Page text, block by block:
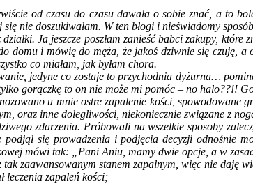
od czasu do czasu dawała o sobie znać, a to
nie doszukiwałam. W ten błogi i nieświadomy
Ja jeszcze poszłam zanieść babci zakupy,
domu i mówię do męża, że jakoś dziwnie się czuję,
co miałam, jak byłam chora.
jedyne co zostaje to przychodnia dyżurna…
gorączkę to on nie może mi pomóc – no halo??!!
u mnie ostre zapalenie kości, spowodowane
oraz inne dolegliwości, niekoniecznie związane z
zdarzenia. Próbowali na wszelkie sposoby
się prowadzenia i podjęcia decyzji odnośnie
mówi tak: „Pani Aniu, mamy dwie opcje, a w
zaawansowanym stanem zapalnym, więc nie daję
leczenia zapaleń kości;